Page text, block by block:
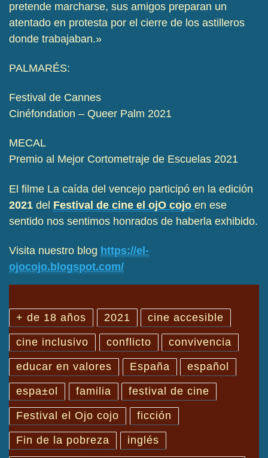
pretende marcharse, sus amigos preparan un
atentado en protesta por el cierre de los astilleros
donde trabajaban.»
PALMARÉS:
Festival de Cannes
Cinéfondation – Queer Palm 2021
MECAL
Premio al Mejor Cortometraje de Escuelas 2021
El filme La caída del vencejo participó en la edición
2021 del Festival de cine el ojO cojo en ese
sentido nos sentimos honrados de haberla exhibido.
Visita nuestro blog https://el-
ojocojo.blogspot.com/
+ de 18 años 2021 cine accesible
cine inclusivo conflicto convivencia
educar en valores España español
espa±ol familia festival de cine
Festival el Ojo cojo ficción
Fin de la pobreza inglés